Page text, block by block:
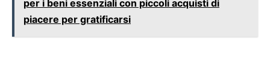
per i beni essenziali con piccoli acquisti di
piacere per gratificarsi